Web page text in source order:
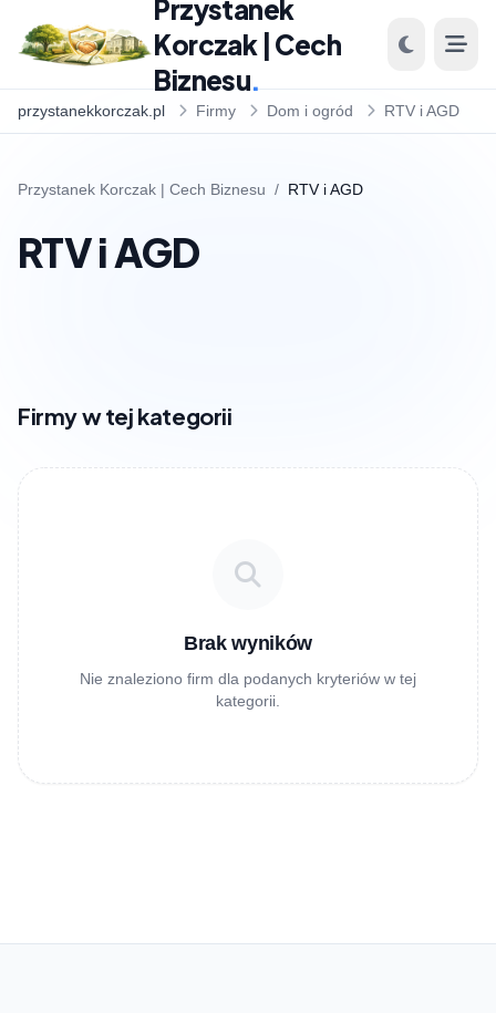
Przystanek
Korczak | Cech
Biznesu.
przystanekkorczak.pl Firmy Dom i ogród RTV i AGD
Przystanek Korczak | Cech Biznesu / RTV i AGD
RTV i AGD
Firmy w tej kategorii
Brak wyników
Nie znaleziono firm dla podanych kryteriów w tej
kategorii.